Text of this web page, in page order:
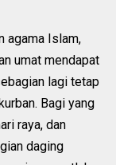
agama Islam,
umat mendapat
lagi tetap
Bagi yang
raya, dan
daging